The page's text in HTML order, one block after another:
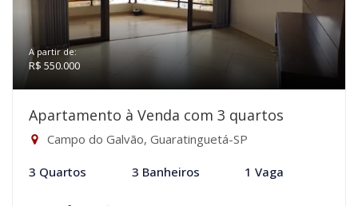
A partir de:
R$ 550.000
Apartamento à Venda com 3 quartos
Campo do Galvão, Guaratinguetá-SP
3 Quartos 3 Banheiros 1 Vaga